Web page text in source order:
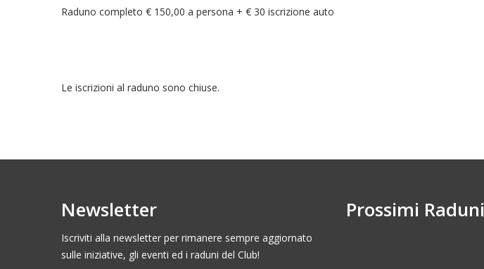
Raduno completo € 150,00 a persona + € 30 iscrizione auto
Le iscrizioni al raduno sono chiuse.
Newsletter
Iscriviti alla newsletter per rimanere sempre aggiornato
sulle iniziative, gli eventi ed i raduni del Club!
Prossimi Raduni